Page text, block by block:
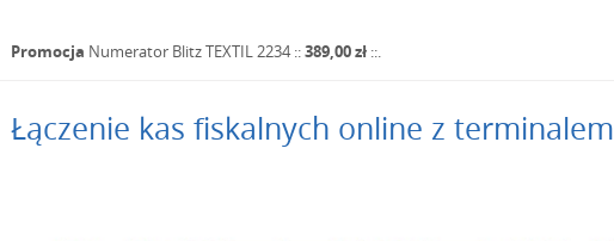
Promocja Numerator Blitz TEXTIL 2234::389,00 zł ::.
Łączenie kas fiskalnych online z terminalem